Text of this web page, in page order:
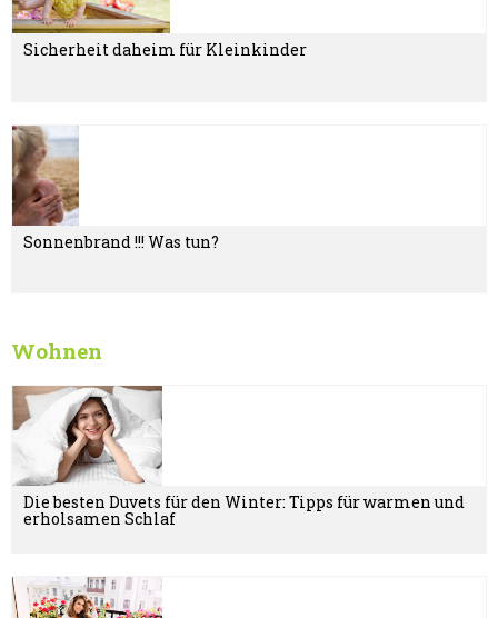
Sicherheit daheim für Kleinkinder
Sonnenbrand !!! Was tun?
Wohnen
Die besten Duvets für den Winter: Tipps für warmen und
erholsamen Schlaf